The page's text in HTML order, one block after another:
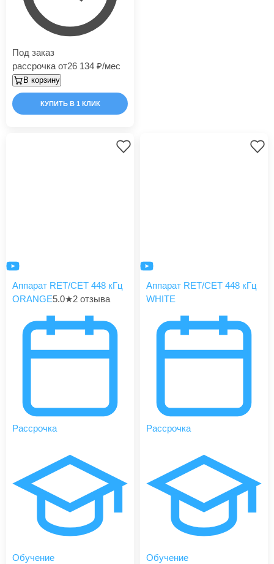
Под заказ
рассрочка от26 134 /мес
В корзину
КУПИТЬ В 1 КЛИК
Аппарат RET/CET 448 кГц
ORANGE5.0★2 отзыва
Рассрочка
Обучение
Аппарат RET/CET 448 кГц
WHITE
Рассрочка
Обучение